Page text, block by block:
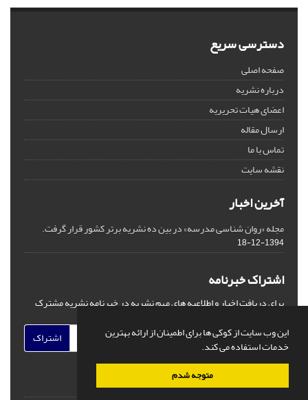
این وب سایت از کوکی ها برای اطمینان از ارائه بهترین
خدمات استفاده می کند.
متوجه شدم
دسترسی سریع
صفحه اصلی
درباره نشریه
اعضای هیات تحریریه
ارسال مقاله
تماس با ما
نقشه سایت
آخرین اخبار
مجله «روان شناسی مدرسه» در بین ده نشریه برتر کشور قرار گرفت.
1394-12-18
اشتراک خبرنامه
برای دریافت اخبار و اطلاعیه های مهم نشریه در خبرنامه نشریه مشترک
اشتراک